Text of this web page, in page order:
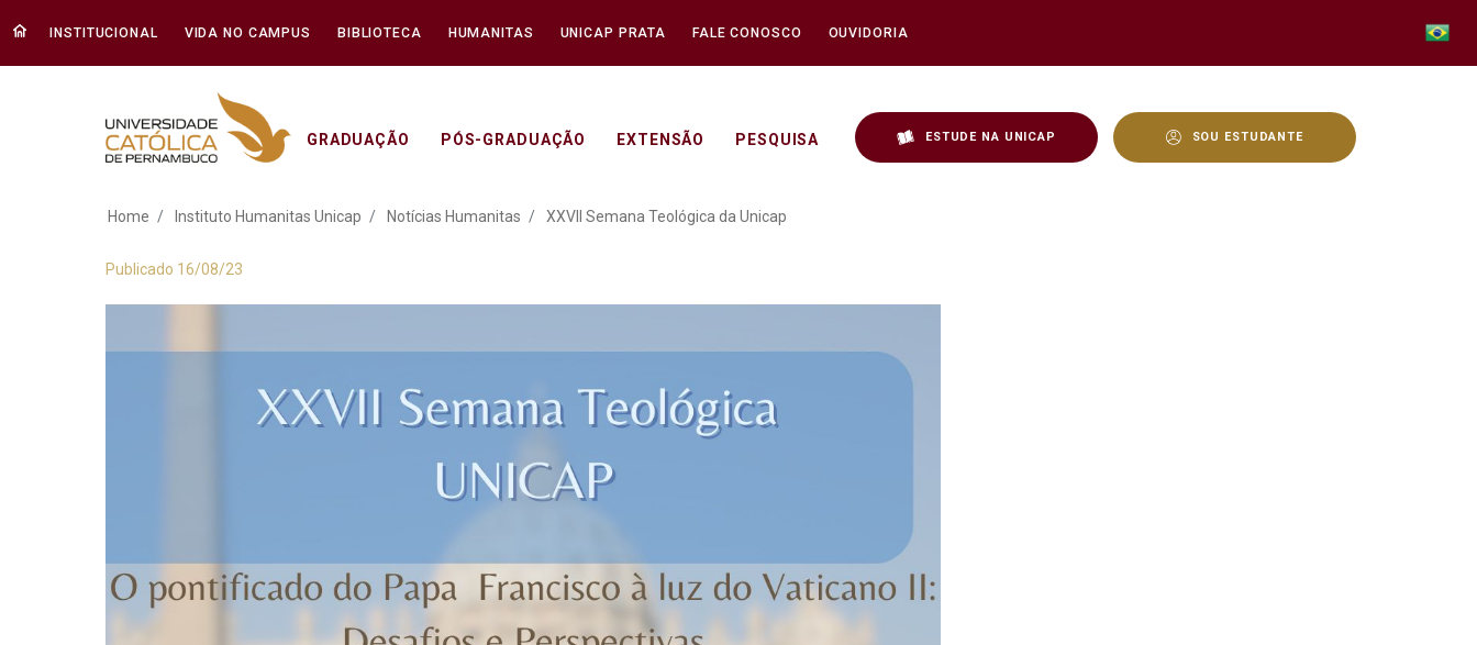
INSTITUCIONAL VIDA NO CAMPUS BIBLIOTECA HUMANITAS UNICAP PRATA FALE CONOSCO OUVIDORIA
GRADUAÇÃO PÓS-GRADUAÇÃO EXTENSÃO PESQUISA ESTUDE NA UNICAP SOU ESTUDANTE
XXVII Semana Teológica da Unicap - Unicap
Home Instituto Humanitas Unicap Notícias Humanitas XXVII Semana Teológica da Unicap
Publicado 16/08/23